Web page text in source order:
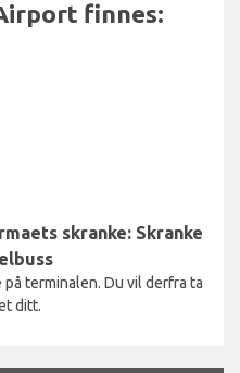
finnes:
skranke: Skranke
terminalen. Du vil derfra ta
ditt.